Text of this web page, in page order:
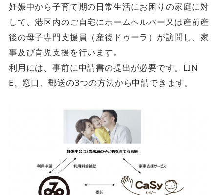
妊娠中から子育て期の日常生活にお困りの家庭に対
して、港区内のご自宅にホームヘルパー又は産前産
後の母子専門支援員（産後ドゥーラ）が訪問し、家
事及び育児支援を行います。
利用には、事前に申請書の提出が必要です。LIN
E、窓口、郵送の3つの方法から申請できます。